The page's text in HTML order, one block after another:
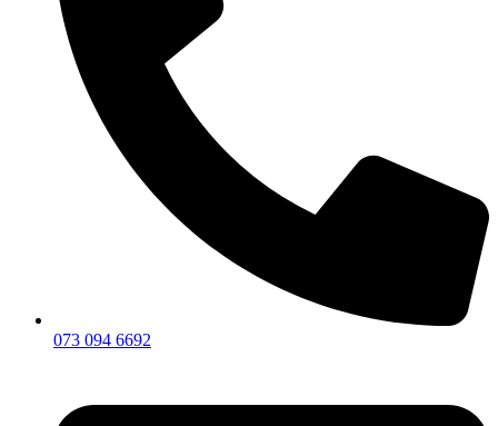
073 094 6692